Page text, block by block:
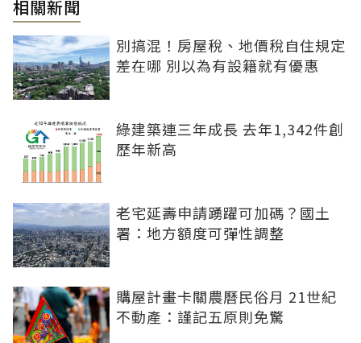
相關新聞
別搞混！房屋稅、地價稅自住規定
差在哪 別以為有設籍就有優惠
綠建築連三年成長 去年1,342件創
歷年新高
老宅延壽申請踴躍可加碼？國土
署：地方額度可彈性調整
購屋計畫卡關農曆民俗月 21世紀
不動產：謹記五原則免驚